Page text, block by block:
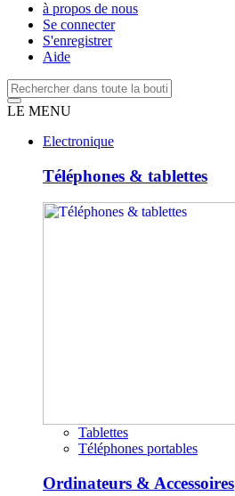
à propos de nous
Se connecter
S'enregistrer
Aide
LE MENU
Electronique
Téléphones & tablettes
Tablettes
Téléphones portables
Ordinateurs & Accessoires